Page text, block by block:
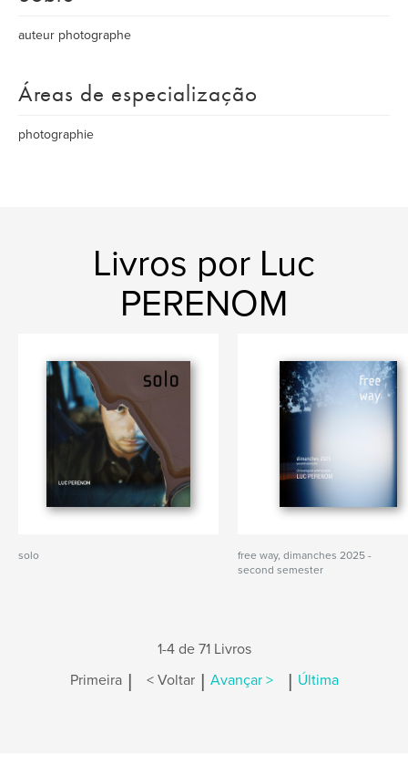
auteur photographe
Áreas de especialização
photographie
Livros por Luc
PERENOM
solo
free way, dimanches 2025 -
second semester
1-4 de 71 Livros
Primeira | < Voltar | Avançar > | Última